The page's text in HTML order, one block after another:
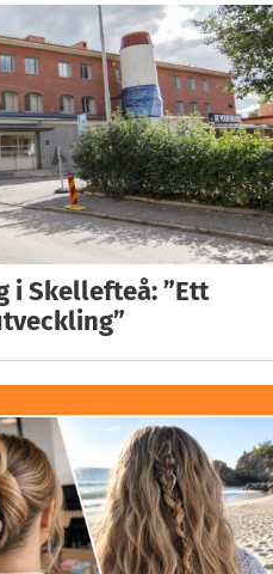
i Skellefteå: ”Ett